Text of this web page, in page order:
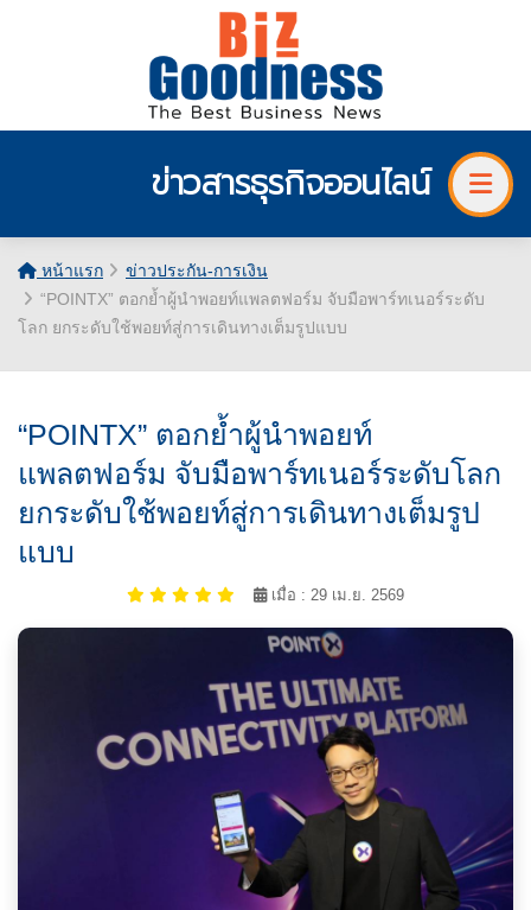
ข่าวสารธุรกิจออนไลน์
หน้าแรก
ข่าวประกัน-การเงิน
“POINTX” ตอกย้ำผู้นำพอยท์แพลตฟอร์ม จับมือพาร์ทเนอร์ระดับ
โลก ยกระดับใช้พอยท์สู่การเดินทางเต็มรูปแบบ
“POINTX” ตอกย้ำผู้นำพอยท์
แพลตฟอร์ม จับมือพาร์ทเนอร์ระดับโลก
ยกระดับใช้พอยท์สู่การเดินทางเต็มรูป
แบบ
เมื่อ : 29 เม.ย. 2569